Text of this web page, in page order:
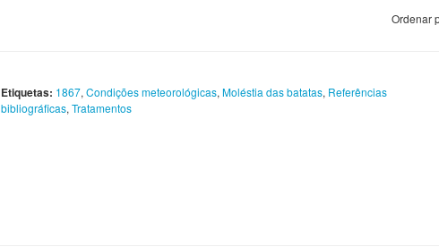
Ordenar
Etiquetas: 1867, Condições meteorológicas, Moléstia das batatas, Referências
bibliográficas, Tratamentos